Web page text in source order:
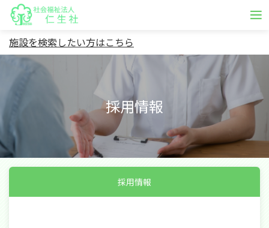
施設を検索したい方はこちら
採用情報
採用情報